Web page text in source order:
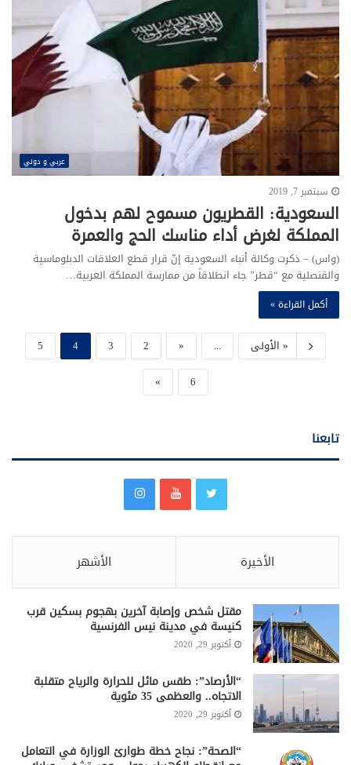
عربي و دولي
سبتمبر 7, 2019
السعودية: القطريون مسموح لهم بدخول
المملكة لغرض أداء مناسك الحج والعمرة
(واس) – ذكرت وكالة أنباء السعودية إنّ قرار قطع العلاقات الدبلوماسية
والقنصلية مع “قطر” جاء انطلاقاً من ممارسة المملكة العربية…
أكمل القراءة »
« الأولى ...
«
2
3
4
5
6
»
تابعنا
الأخيرة الأشهر
مقتل شخص وإصابة آخرين بهجوم بسكين قرب
كنيسة في مدينة نيس الفرنسية
أكتوبر 29, 2020
“الأرصاد”: طقس مائل للحرارة والرياح متقلبة
الاتجاه.. والعظمى 35 مئوية
أكتوبر 29, 2020
“الصحة”: نجاح خطة طوارئ الوزارة في التعامل